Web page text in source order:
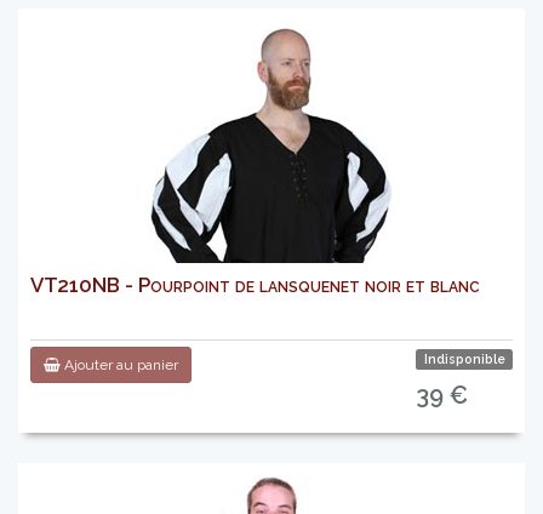
VT210NB - Pourpoint de lansquenet noir et blanc
Ajouter au panier Indisponible
39 €